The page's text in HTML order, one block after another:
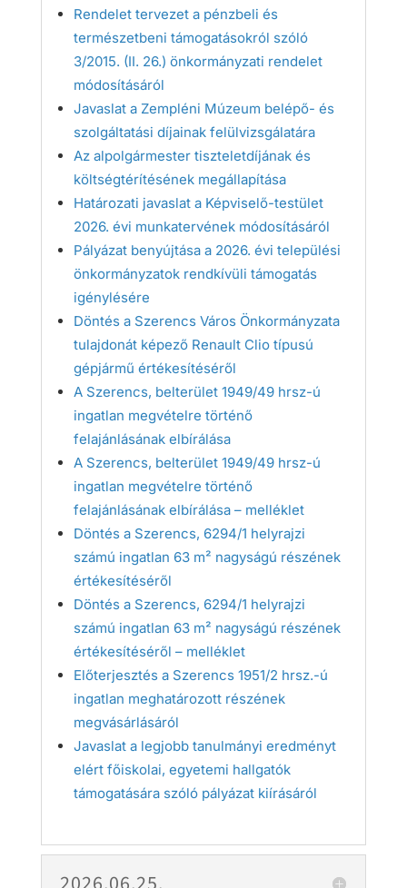
Rendelet tervezet a pénzbeli és
természetbeni támogatásokról szóló
3/2015. (II. 26.) önkormányzati rendelet
módosításáról
Javaslat a Zempléni Múzeum belépő- és
szolgáltatási díjainak felülvizsgálatára
Az alpolgármester tiszteletdíjának és
költségtérítésének megállapítása
Határozati javaslat a Képviselő-testület
2026. évi munkatervének módosításáról
Pályázat benyújtása a 2026. évi települési
önkormányzatok rendkívüli támogatás
igénylésére
Döntés a Szerencs Város Önkormányzata
tulajdonát képező Renault Clio típusú
gépjármű értékesítéséről
A Szerencs, belterület 1949/49 hrsz-ú
ingatlan megvételre történő
felajánlásának elbírálása
A Szerencs, belterület 1949/49 hrsz-ú
ingatlan megvételre történő
felajánlásának elbírálása – melléklet
Döntés a Szerencs, 6294/1 helyrajzi
számú ingatlan 63 m² nagyságú részének
értékesítéséről
Döntés a Szerencs, 6294/1 helyrajzi
számú ingatlan 63 m² nagyságú részének
értékesítéséről – melléklet
Előterjesztés a Szerencs 1951/2 hrsz.-ú
ingatlan meghatározott részének
megvásárlásáról
Javaslat a legjobb tanulmányi eredményt
elért főiskolai, egyetemi hallgatók
támogatására szóló pályázat kiírásáról